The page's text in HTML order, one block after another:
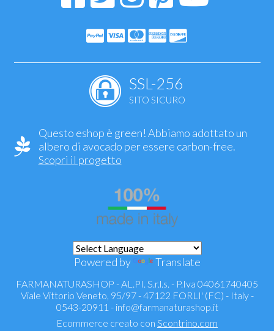
SSL-256
SITO SICURO
Questo eshop è green! Abbiamo adottato un
albero di avocado per essere carbon-free.
Scopri il progetto
Powered by Translate
FARMANATURASHOP - AL.PI. S.r.l.s. - P.Iva 04061740405
Viale Vittorio Veneto, 95/97 - 47122 FORLI' (FC) - Italy -
0543-20911 - info@farmanaturashop.it
Ecommerce creato con Scontrino.com